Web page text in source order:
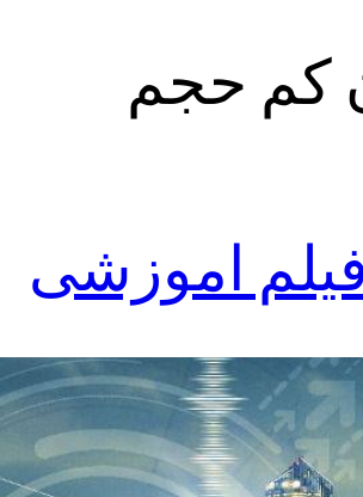
کم حجم
اموزشی